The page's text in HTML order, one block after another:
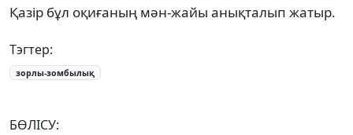
Қазір бұл оқиғаның мән-жайы анықталып жатыр.
Тэгтер:
зорлы-зомбылық
БӨЛІСУ: